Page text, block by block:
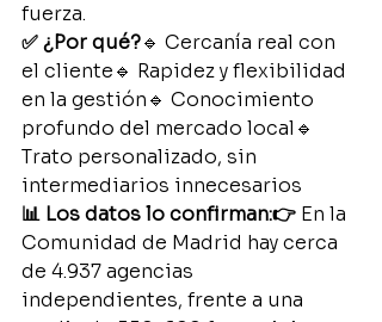
fuerza.
✅ ¿Por qué?🔹 Cercanía real con
el cliente🔹 Rapidez y flexibilidad
en la gestión🔹 Conocimiento
profundo del mercado local🔹
Trato personalizado, sin
intermediarios innecesarios
📊 Los datos lo confirman:👉 En la
Comunidad de Madrid hay cerca
de 4.937 agencias
independientes, frente a una